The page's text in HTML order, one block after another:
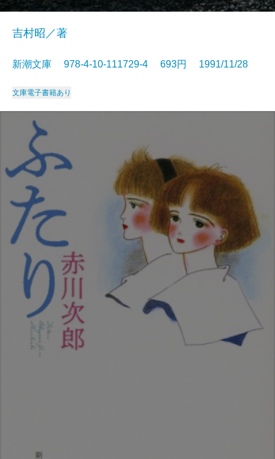
吉村昭／著
新潮文庫 978-4-10-111729-4 693円 1991/11/28
文庫電子書籍あり